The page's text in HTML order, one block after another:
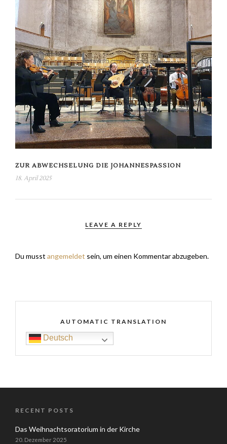
ZUR ABWECHSELUNG DIE JOHANNESPASSION
18. April 2025
LEAVE A REPLY
Du musst angemeldet sein, um einen Kommentar abzugeben.
AUTOMATIC TRANSLATION
Deutsch
RECENT POSTS
Das Weihnachtsoratorium in der Kirche
20. Dezember 2025